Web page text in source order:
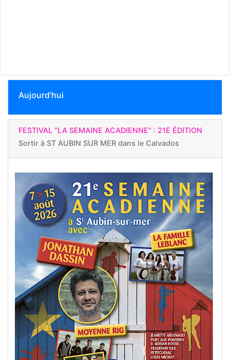
Aujourd'hui
FESTIVAL "LA SEMAINE ACADIENNE" : 21E ÉDITION
Sortir à ST AUBIN SUR MER dans le Calvados